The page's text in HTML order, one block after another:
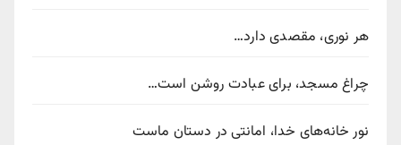
هر نوری، مقصدی دارد…
چراغ مسجد، برای عبادت روشن است…
نور خانه‌های خدا، امانتی در دستان ماست